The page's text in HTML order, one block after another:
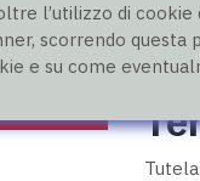
l’utilizzo di cookie
scorrendo
e su come
» Consultazioni,